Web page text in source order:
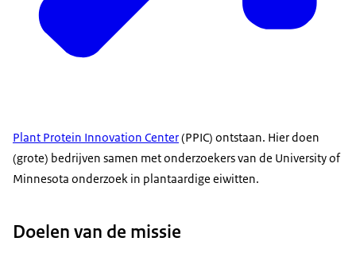
Plant Protein Innovation Center(PPIC) ontstaan. Hier doen
(grote) bedrijven samen met onderzoekers van de University of
Minnesota onderzoek in plantaardige eiwitten.
Doelen van de missie